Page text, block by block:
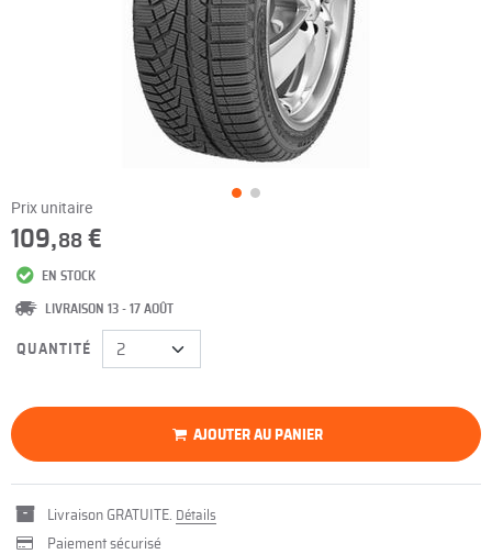
Prix unitaire
109,88 €
EN STOCK
LIVRAISON 13 - 17 AOÛT
QUANTITÉ
AJOUTER AU PANIER
Livraison GRATUITE. Détails
Paiement sécurisé